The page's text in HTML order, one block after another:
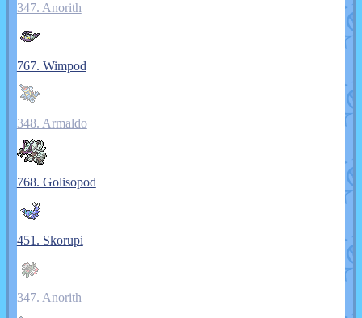
347. Anorith
767. Wimpod
348. Armaldo
768. Golisopod
451. Skorupi
347. Anorith